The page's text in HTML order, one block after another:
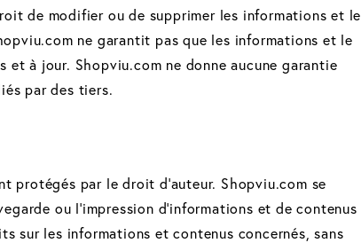
de modifier ou de supprimer les informations et le
ne garantit pas que les informations et le
à jour. Shopviu.com ne donne aucune garantie
par des tiers.
protégés par le droit d'auteur. Shopviu.com se
ou l'impression d'informations et de contenus
sur les informations et contenus concernés, sans